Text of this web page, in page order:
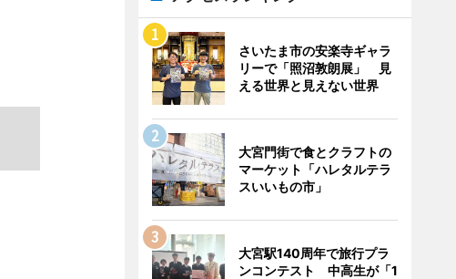
さいたま市の安楽寺ギャラ
リーで「照沼敦朗展」 見
える世界と見えない世界
大宮門街で食とクラフトの
マーケット「ハレタルテラ
スいいもの市」
大宮駅140周年で旅行プラ
ンコンテスト 中高生が「1